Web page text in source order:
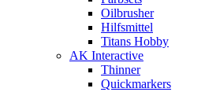
Oilbrusher
Hilfsmittel
Titans Hobby
AK Interactive
Thinner
Quickmarkers